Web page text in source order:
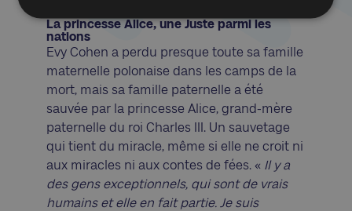
La princesse Alice, une Juste parmi les
nations
Evy Cohen a perdu presque toute sa famille
maternelle polonaise dans les camps de la
mort, mais sa famille paternelle a été
sauvée par la princesse Alice, grand-mère
paternelle du roi Charles III. Un sauvetage
qui tient du miracle, même si elle ne croit ni
aux miracles ni aux contes de fées. « Il y a
des gens exceptionnels, qui sont de vrais
humains et elle en fait partie. Je suis